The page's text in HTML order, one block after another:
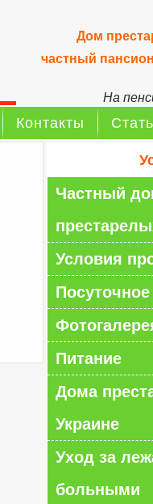
Дом
частный
На
Контакты
Частный
Условия
Питание
Дома
Украине
Уход за
больными